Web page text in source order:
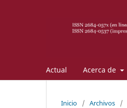
Actual Acerca de
Inicio / Archivos /